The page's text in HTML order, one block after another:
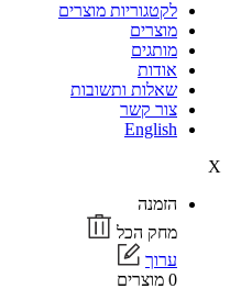
לקטגוריות מוצרים
מוצרים
מותגים
אודות
שאלות ותשובות
צור קשר
English
X
הזמנה
מחק הכל
ערוך
0 מוצרים